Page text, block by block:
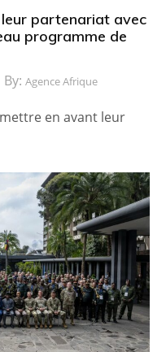
partenariat avec
programme de
Agence Afrique
en avant leur